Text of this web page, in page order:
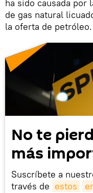
ha sido causada por
de gas natural
la oferta de petróleo.
No te
más
Suscríbete a
través de estos